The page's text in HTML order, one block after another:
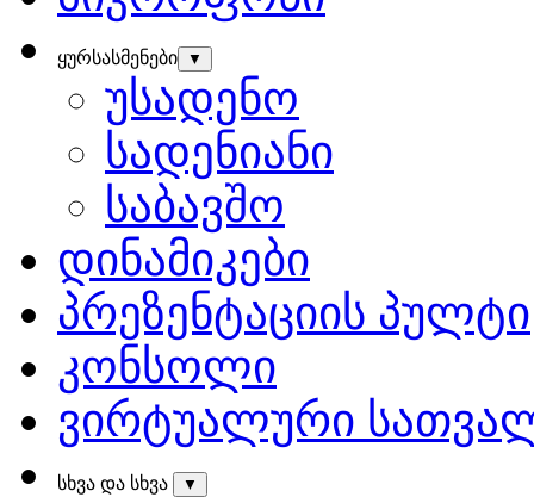
ყურსასმენები ▼
უსადენო
სადენიანი
საბავშო
დინამიკები
პრეზენტაციის პულტი
კონსოლი
ვირტუალური
სხვა და სხვა ▼